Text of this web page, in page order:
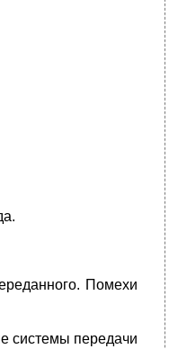
Помехи
системы передачи